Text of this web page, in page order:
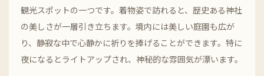
観光スポットの一つです。着物姿で訪れると、歴史ある神社
の美しさが一層引き立ちます。境内には美しい庭園も広が
り、静寂な中で心静かに祈りを捧げることができます。特に
夜になるとライトアップされ、神秘的な雰囲気が漂います。